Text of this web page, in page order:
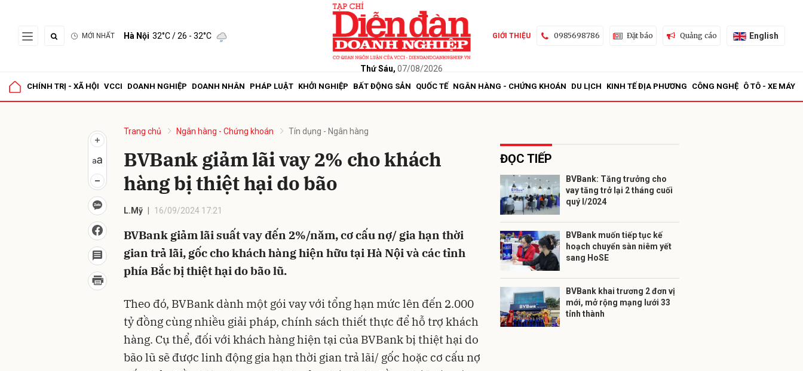
MỚI NHẤT Hà Nội 32°C/ 26 - 32°C
Thứ Sáu, 07/08/2026
GIỚI THIỆU 0985698786 Đặt báo Quảng cáo English
CHÍNH TRỊ - XÃ HỘI VCCI DOANH NGHIỆP DOANH NHÂN PHÁP LUẬT KHỞI NGHIỆP BẤT ĐỘNG SẢN QUỐC TẾ NGÂN HÀNG - CHỨNG KHOÁN DU LỊCH KINH TẾ ĐỊA PHƯƠNG CÔNG NGHỆ Ô TÔ - XE MÁY
Trang chủ Ngân hàng - Chứng khoán Tín dụng - Ngân hàng
BVBank giảm lãi vay 2% cho khách
hàng bị thiệt hại do bão
L.Mỹ 16/09/2024 17:21
BVBank giảm lãi suất vay đến 2%/năm, cơ cấu nợ/ gia hạn thời
gian trả lãi, gốc cho khách hàng hiện hữu tại Hà Nội và các tỉnh
phía Bắc bị thiệt hại do bão lũ.
Theo đó, BVBank dành một gói vay với tổng hạn mức lên đến 2.000
tỷ đồng cùng nhiều giải pháp, chính sách thiết thực để hỗ trợ khách
hàng. Cụ thể, đối với khách hàng hiện tại của BVBank bị thiệt hại do
bão lũ sẽ được linh động gia hạn thời gian trả lãi/ gốc hoặc cơ cấu nợ
ĐỌC TIẾP
BVBank: Tăng trưởng cho
vay tăng trở lại 2 tháng cuối
quý I/2024
BVBank muốn tiếp tục kế
hoạch chuyển sàn niêm yết
sang HoSE
BVBank khai trương 2 đơn vị
mới, mở rộng mạng lưới 33
tỉnh thành
Gửi